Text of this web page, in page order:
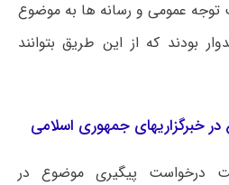
توجه عمومی و رسانه ها به موضوع
بودند که از این طریق بتوانند
خبرگزاریهای جمهوری اسلامی
درخواست پیگیری موضوع در